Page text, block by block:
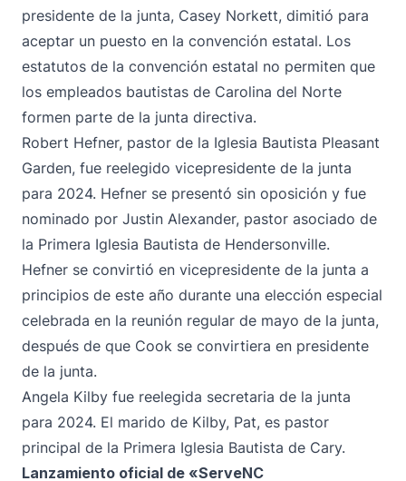
presidente de la junta, Casey Norkett, dimitió para
aceptar un puesto en la convención estatal. Los
estatutos de la convención estatal no permiten que
los empleados bautistas de Carolina del Norte
formen parte de la junta directiva.
Robert Hefner, pastor de la Iglesia Bautista Pleasant
Garden, fue reelegido vicepresidente de la junta
para 2024. Hefner se presentó sin oposición y fue
nominado por Justin Alexander, pastor asociado de
la Primera Iglesia Bautista de Hendersonville.
Hefner se convirtió en vicepresidente de la junta a
principios de este año durante una elección especial
celebrada en la reunión regular de mayo de la junta,
después de que Cook se convirtiera en presidente
de la junta.
Angela Kilby fue reelegida secretaria de la junta
para 2024. El marido de Kilby, Pat, es pastor
principal de la Primera Iglesia Bautista de Cary.
Lanzamiento oficial de «ServeNC